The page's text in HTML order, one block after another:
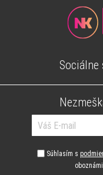
Sociálne
Súhlasím s